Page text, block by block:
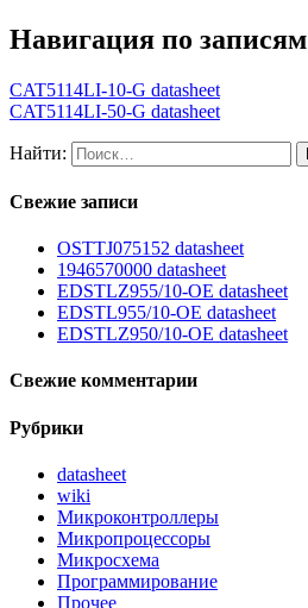
Навигация по записям
CAT5114LI-10-G datasheet
CAT5114LI-50-G datasheet
Найти:
Свежие записи
OSTTJ075152 datasheet
1946570000 datasheet
EDSTLZ955/10-OE datasheet
EDSTL955/10-OE datasheet
EDSTLZ950/10-OE datasheet
Свежие комментарии
Рубрики
datasheet
wiki
Микроконтроллеры
Микропроцессоры
Микросхема
Программирование
Прочее